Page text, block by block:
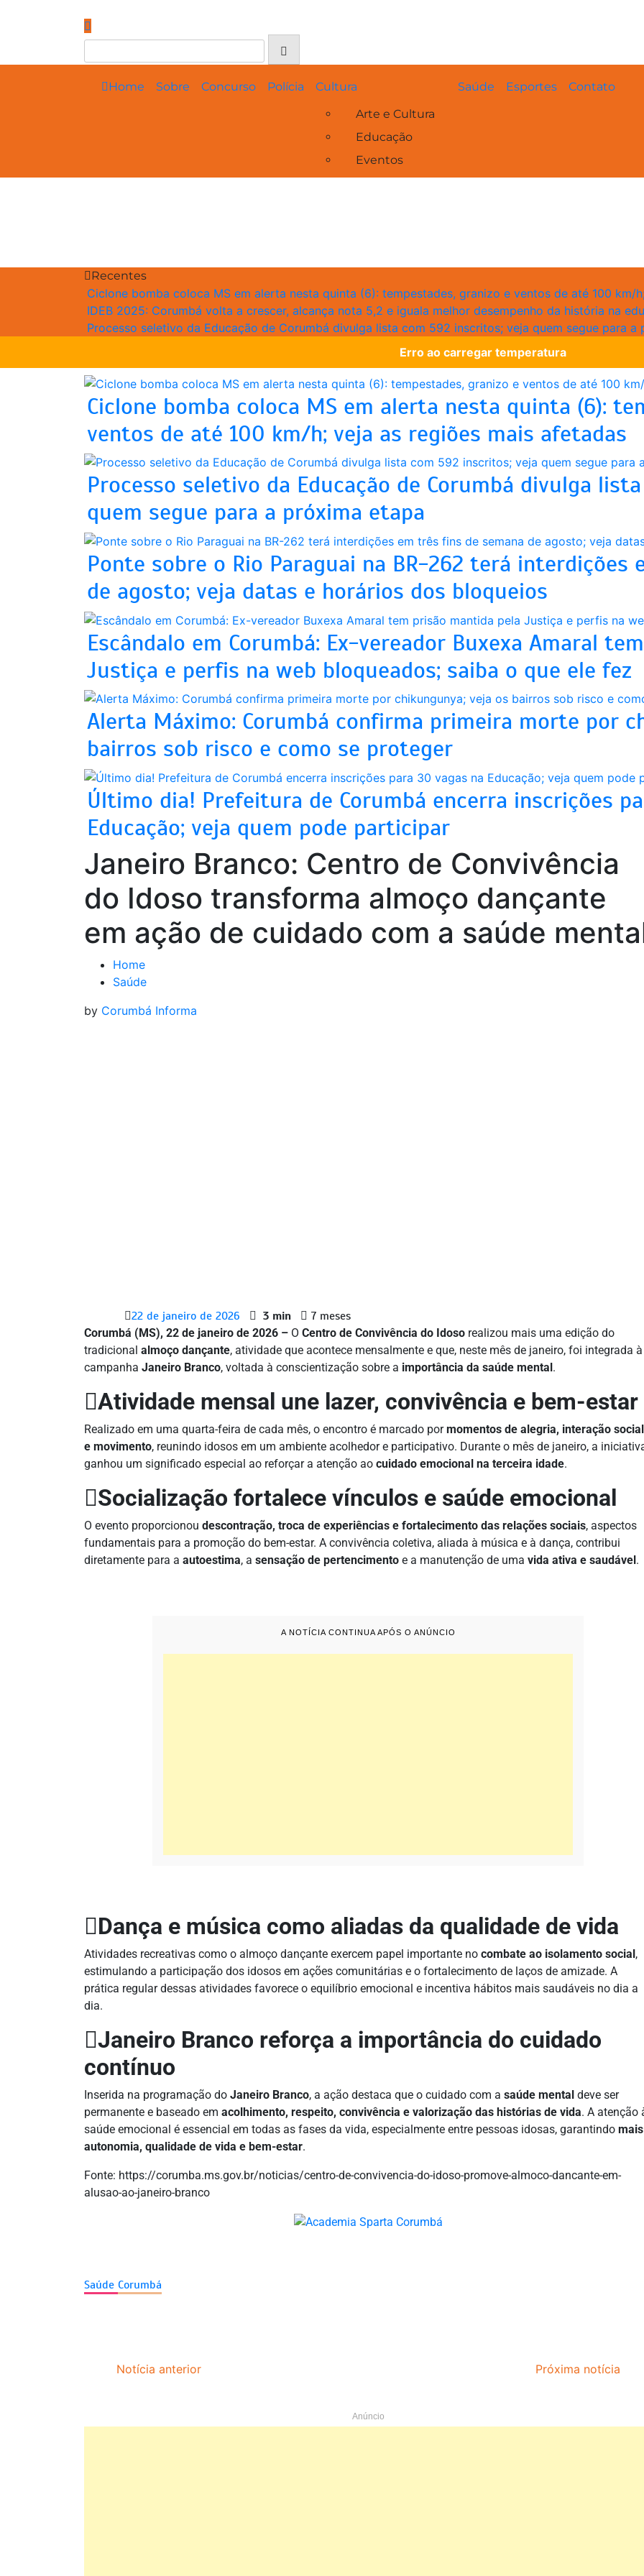
Home Sobre Concurso Polícia
Cultura
Arte e Cultura
Educação
Eventos
Saúde Esportes Contato
Recentes
Ciclone bomba coloca MS em alerta nesta quinta (6): tempestades, granizo e ventos de até 100 km/
IDEB 2025: Corumbá volta a crescer, alcança nota 5,2 e iguala melhor desempenho da história na
Processo seletivo da Educação de Corumbá divulga lista com 592 inscritos; veja quem segue para a
Erro ao carregar temperatura
Ciclone bomba coloca MS em alerta nesta quinta (6):
ventos de até 100 km/h; veja as regiões mais afetadas
Processo seletivo da Educação de Corumbá divulga
quem segue para a próxima etapa
Ponte sobre o Rio Paraguai na BR-262 terá interdições
de agosto; veja datas e horários dos bloqueios
Escândalo em Corumbá: Ex-vereador Buxexa Amaral
Justiça e perfis na web bloqueados; saiba o que ele fez
Alerta Máximo: Corumbá confirma primeira morte por
bairros sob risco e como se proteger
Último dia! Prefeitura de Corumbá encerra inscrições
Educação; veja quem pode participar
Janeiro Branco: Centro de Convivência
do Idoso transforma almoço dançante
em ação de cuidado com a saúde
Home
Saúde
by Corumbá Informa
22 de janeiro de 2026 3 min 7 meses
Corumbá (MS), 22 de janeiro de 2026 – O Centro de Convivência do Idoso realizou mais uma edição do
tradicional almoço dançante, atividade que acontece mensalmente e que, neste mês de janeiro, foi integrada à
campanha Janeiro Branco, voltada à conscientização sobre a importância da saúde mental.
Atividade mensal une lazer, convivência e bem-estar
Realizado em uma quarta-feira de cada mês, o encontro é marcado pormomentos de alegria, interação social
e movimento, reunindo idosos em um ambiente acolhedor e participativo. Durante o mês de janeiro, a
ganhou um significado especial ao reforçar a atenção ao cuidado emocional na terceira idade.
Socialização fortalece vínculos e saúde emocional
O evento proporcionou descontração, troca de experiências e fortalecimento das relações sociais, aspectos
fundamentais para a promoção do bem-estar. A convivência coletiva, aliada à música e à dança, contribui
diretamente para a autoestima, a sensação de pertencimento e a manutenção de uma vida ativa e saudável.
A NOTÍCIA CONTINUA APÓS O ANÚNCIO
Dança e música como aliadas da qualidade de vida
Atividades recreativas como o almoço dançante exercem papel importante no combate ao isolamento social,
estimulando a participação dos idosos em ações comunitárias e o fortalecimento de laços de amizade. A
prática regular dessas atividades favorece o equilíbrio emocional e incentiva hábitos mais saudáveis no dia a
dia.
Janeiro Branco reforça a importância do cuidado
contínuo
Inserida na programação do Janeiro Branco, a ação destaca que o cuidado com a saúde mental deve ser
permanente e baseado em acolhimento, respeito, convivência e valorização das histórias de vida. A atenção
saúde emocional é essencial em todas as fases da vida, especialmente entre pessoas idosas, garantindo mais
autonomia, qualidade de vida e bem-estar.
Fonte: https://corumba.ms.gov.br/noticias/centro-de-convivencia-do-idoso-promove-almoco-dancante-em-
alusao-ao-janeiro-branco
Saúde Corumbá
Navegação
Post
Notícia anterior Próxima notícia
Anúncio